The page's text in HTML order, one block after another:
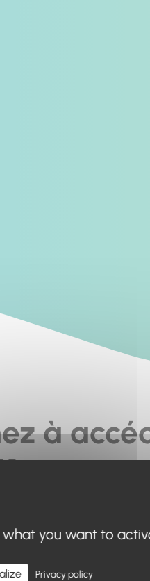
à
le menu pour trouver
what you want to
Privacy policy